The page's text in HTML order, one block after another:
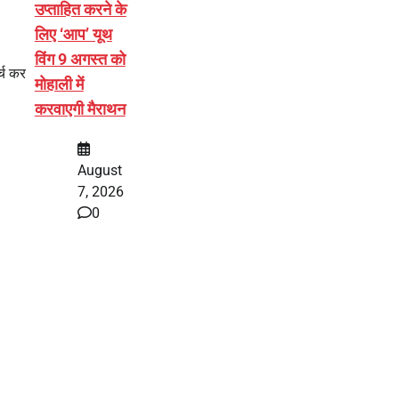
कर
उप्ताहित करने के
लिए ‘आप’ यूथ
विंग 9 अगस्त को
मोहाली में
करवाएगी मैराथन
August
7, 2026
0